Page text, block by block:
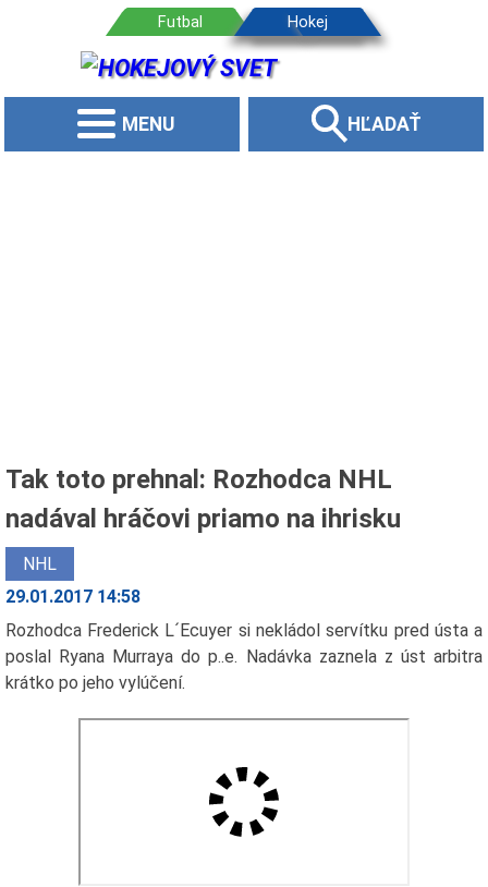
MENU HĽADAŤ
Tak toto prehnal: Rozhodca NHL
nadával hráčovi priamo na ihrisku
NHL
29.01.2017 14:58
Rozhodca Frederick L´Ecuyer si nekládol servítku pred ústa a
poslal Ryana Murraya do p..e. Nadávka zaznela z úst arbitra
krátko po jeho vylúčení.